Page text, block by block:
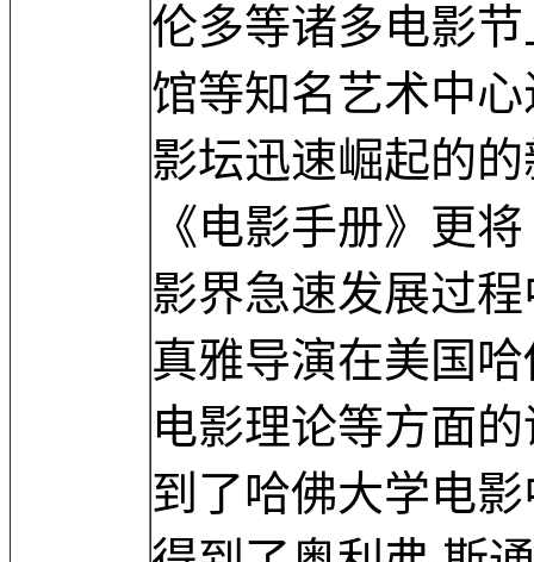
伦多等诸多电影
馆等知名艺术中
影坛迅速崛起的
《电影手册》更
影界急速发展过
真雅导演在美国
电影理论等方面
到了哈佛大学电